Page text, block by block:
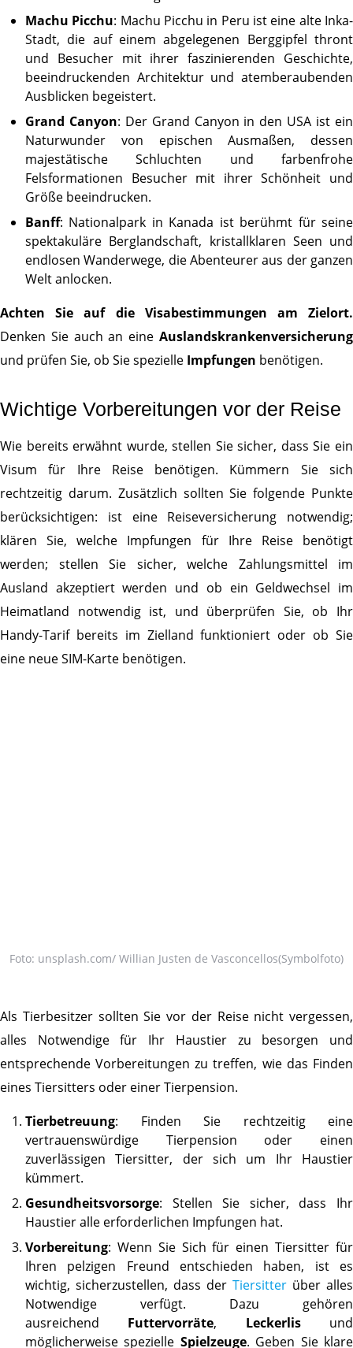
Machu Picchu: Machu Picchu in Peru ist eine alte Inka-
Stadt, die auf einem abgelegenen Berggipfel thront
und Besucher mit ihrer faszinierenden Geschichte,
beeindruckenden Architektur und atemberaubenden
Ausblicken begeistert.
Grand Canyon: Der Grand Canyon in den USA ist ein
Naturwunder von epischen Ausmaßen, dessen
majestätische Schluchten und farbenfrohe
Felsformationen Besucher mit ihrer Schönheit und
Größe beeindrucken.
Banff: Nationalpark in Kanada ist berühmt für seine
spektakuläre Berglandschaft, kristallklaren Seen und
endlosen Wanderwege, die Abenteurer aus der ganzen
Welt anlocken.
Achten Sie auf die Visabestimmungen am Zielort.
Denken Sie auch an eine Auslandskrankenversicherung
und prüfen Sie, ob Sie spezielle Impfungen benötigen.
Wichtige Vorbereitungen vor der Reise
Wie bereits erwähnt wurde, stellen Sie sicher, dass Sie ein
Visum für Ihre Reise benötigen. Kümmern Sie sich
rechtzeitig darum. Zusätzlich sollten Sie folgende Punkte
berücksichtigen: ist eine Reiseversicherung notwendig;
klären Sie, welche Impfungen für Ihre Reise benötigt
werden; stellen Sie sicher, welche Zahlungsmittel im
Ausland akzeptiert werden und ob ein Geldwechsel im
Heimatland notwendig ist, und überprüfen Sie, ob Ihr
Handy-Tarif bereits im Zielland funktioniert oder ob Sie
eine neue SIM-Karte benötigen.
Foto: unsplash.com/ Willian Justen de Vasconcellos(Symbolfoto)
Als Tierbesitzer sollten Sie vor der Reise nicht vergessen,
alles Notwendige für Ihr Haustier zu besorgen und
entsprechende Vorbereitungen zu treffen, wie das Finden
eines Tiersitters oder einer Tierpension.
Tierbetreuung: Finden Sie rechtzeitig eine
vertrauenswürdige Tierpension oder einen
zuverlässigen Tiersitter, der sich um Ihr Haustier
kümmert.
Gesundheitsvorsorge: Stellen Sie sicher, dass Ihr
Haustier alle erforderlichen Impfungen hat.
Vorbereitung: Wenn Sie Sich für einen Tiersitter für
Ihren pelzigen Freund entschieden haben, ist es
wichtig, sicherzustellen, dass der Tiersitter über alles
Notwendige verfügt. Dazu gehören
ausreichend Futtervorräte, Leckerlis und
möglicherweise spezielle Spielzeuge. Geben Sie klare